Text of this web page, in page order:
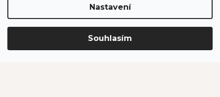
Nastavení
Souhlasím
PŘIHLÁSIT SE